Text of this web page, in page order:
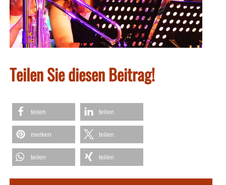
Teilen Sie diesen Beitrag!
teilen teilen
merken teilen
teilen teilen